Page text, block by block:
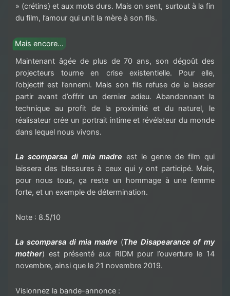
» (crétins) et aux mots durs. Mais on sent, surtout à la fin
du film, l’amour qui unit la mère à son fils.
Mais encore…
Maintenant âgée de plus de 70 ans, son dégoût des
projecteurs tourne en crise existentielle. Pour elle,
l’objectif est l’ennemi. Mais son fils refuse de la laisser
partir avant d’offrir un dernier adieu. Abandonnant la
technique au profit de la proximité et du naturel, le
réalisateur crée un portrait intime et révélateur du monde
dans lequel nous vivons.
La scomparsa di mia madre est le genre de film qui
laissera des blessures à ceux qui y ont participé. Mais,
pour nous tous, ça reste un hommage à une femme
forte, et un exemple de détermination.
Note : 8.5/10
La scomparsa di mia madre (The Disapearance of my
mother) est présenté aux RIDM pour l’ouverture le 14
novembre, ainsi que le 21 novembre 2019.
Visionnez la bande-annonce :